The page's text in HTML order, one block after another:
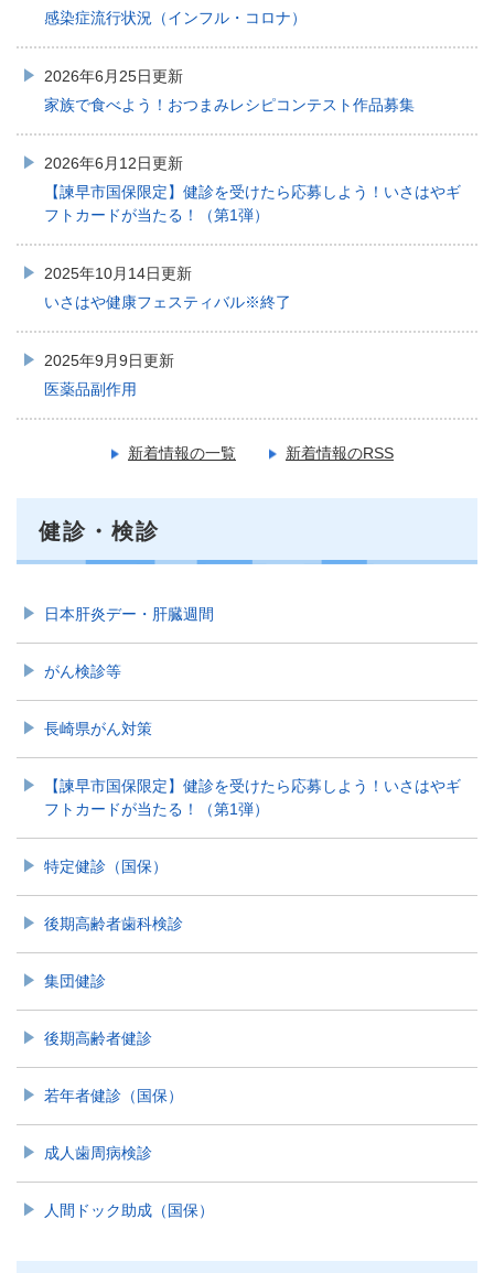
感染症流行状況（インフル・コロナ）
2026年6月25日更新
家族で食べよう！おつまみレシピコンテスト作品募集
2026年6月12日更新
【諫早市国保限定】健診を受けたら応募しよう！いさはやギ
フトカードが当たる！（第1弾）
2025年10月14日更新
いさはや健康フェスティバル※終了
2025年9月9日更新
医薬品副作用
新着情報の一覧 新着情報のRSS
健診・検診
日本肝炎デー・肝臓週間
がん検診等
長崎県がん対策
【諫早市国保限定】健診を受けたら応募しよう！いさはやギ
フトカードが当たる！（第1弾）
特定健診（国保）
後期高齢者歯科検診
集団健診
後期高齢者健診
若年者健診（国保）
成人歯周病検診
人間ドック助成（国保）